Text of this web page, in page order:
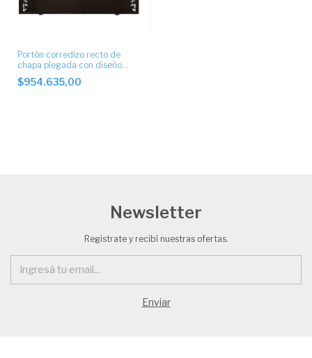
Portón corredizo recto de
chapa plegada con diseño
artístico.
$954.635,00
Newsletter
Registrate y recibí nuestras ofertas.